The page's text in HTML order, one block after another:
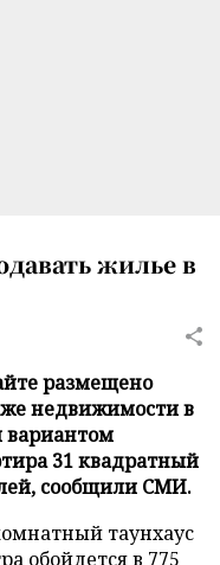
жилье в
размещено
недвижимости в
31 квадратный
сообщили СМИ.
таунхаус
обойдется в 775